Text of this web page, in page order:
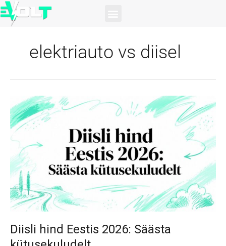
Skip
to
content
elektriauto vs diisel
Diisli hind Eestis 2026: Säästa
Diisli
hind
Eestis
2026:
Säästa
kütusekuludelt